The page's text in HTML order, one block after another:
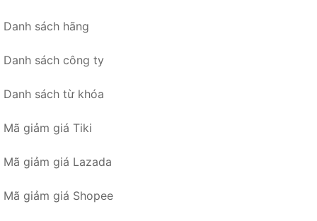
Danh sách hãng
Danh sách công ty
Danh sách từ khóa
Mã giảm giá Tiki
Mã giảm giá Lazada
Mã giảm giá Shopee